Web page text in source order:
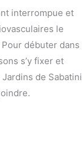
interrompue et
le
débuter dans
s’y fixer et
de Sabatini
投稿→